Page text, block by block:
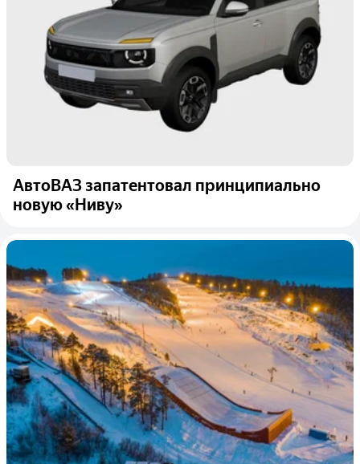
АвтоВАЗ запатентовал принципиально
новую «Ниву»